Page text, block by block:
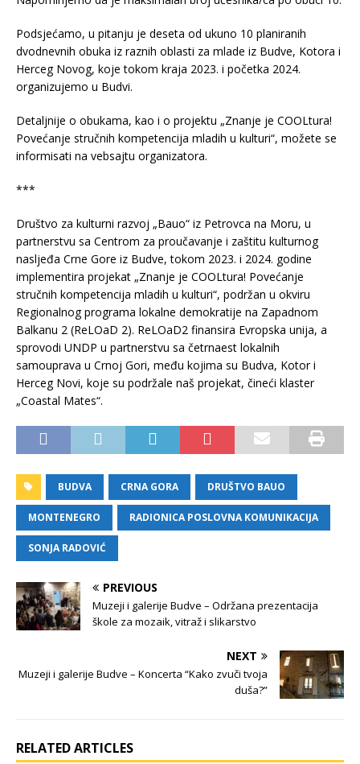
Podsjećamo, u pitanju je deseta od ukuno 10 planiranih
dvodnevnih obuka iz raznih oblasti za mlade iz Budve, Kotora i
Herceg Novog, koje tokom kraja 2023. i početka 2024.
organizujemo u Budvi.
Detaljnije o obukama, kao i o projektu „Znanje je COOLtura!
Povećanje stručnih kompetencija mladih u kulturi“, možete se
informisati na vebsajtu organizatora.
***
Društvo za kulturni razvoj „Bauo“ iz Petrovca na Moru, u
partnerstvu sa Centrom za proučavanje i zaštitu kulturnog
nasljeđa Crne Gore iz Budve, tokom 2023. i 2024. godine
implementira projekat „Znanje je COOLtura! Povećanje
stručnih kompetencija mladih u kulturi“, podržan u okviru
Regionalnog programa lokalne demokratije na Zapadnom
Balkanu 2 (ReLOaD 2). ReLOaD2 finansira Evropska unija, a
sprovodi UNDP u partnerstvu sa četrnaest lokalnih
samouprava u Crnoj Gori, među kojima su Budva, Kotor i
Herceg Novi, koje su podržale naš projekat, čineći klaster
„Coastal Mates“.
BUDVA CRNA GORA DRUŠTVO BAUO
MONTENEGRO RADIONICA POSLOVNA KOMUNIKACIJA
SONJA RADOVIĆ
PREVIOUS
Muzeji i galerije Budve – Održana prezentacija
škole za mozaik, vitraž i slikarstvo
NEXT
Muzeji i galerije Budve – Koncerta “Kako zvuči tvoja
duša?”
RELATED ARTICLES